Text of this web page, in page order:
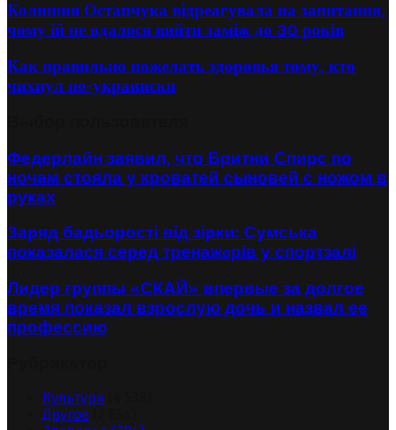
Колишня Остапчука відреагувала на запитання,
чому їй не вдалося вийти заміж до 30 років
Как правильно пожелать здоровья тому, кто
чихнул по-украински
Федерлайн заявил, что Бритни Спирс по
ночам стояла у кроватей сыновей с ножом в
руках
Заряд бадьорості від зірки: Сумська
показалася серед тренажeрів у спортзалі
Лидер группы «СКАЙ» впервые за долгое
время показал взрослую дочь и назвал ее
профессию
Культура
Другое